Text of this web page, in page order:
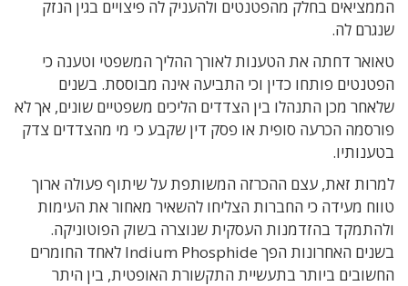
הממציאים בחלק מהפטנטים ולהעניק לה פיצויים בגין הנזק
שנגרם לה.
טאואר דחתה את הטענות לאורך ההליך המשפטי וטענה כי
הפטנטים פותחו כדין וכי התביעה אינה מבוססת. בשנים
שלאחר מכן התנהלו בין הצדדים הליכים משפטיים שונים, אך לא
פורסמה הכרעה סופית או פסק דין שקבע כי מי מהצדדים צדק
בטענותיו.
למרות זאת, עצם ההכרזה המשותפת על שיתוף פעולה ארוך
טווח מעידה כי החברות הצליחו להשאיר מאחור את העימות
ולהתמקד בהזדמנות העסקית שנוצרה בשוק הפוטוניקה.
בשנים האחרונות הפך Indium Phosphide לאחד החומרים
החשובים ביותר בתעשיית התקשורת האופטית, בין היתר